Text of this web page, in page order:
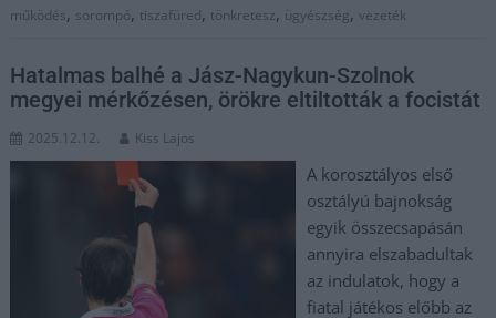
működés, sorompó, tiszafüred, tönkretesz, ügyészség,vezeték
Hatalmas balhé a Jász-Nagykun-Szolnok
megyei mérkőzésen, örökre eltiltották a focistát
2025.12.12. Kiss Lajos
A korosztályos első
osztályú bajnokság
egyik összecsapásán
annyira elszabadultak
az indulatok, hogy a
fiatal játékos előbb az